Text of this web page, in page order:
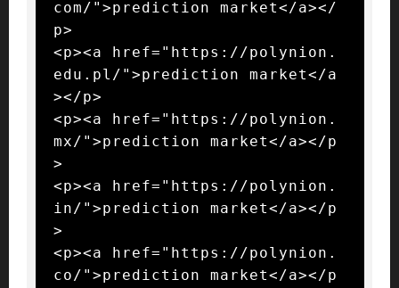
com/">prediction market</a></
p>
<p><a href="https://polynion.
edu.pl/">prediction market</a
></p>
<p><a href="https://polynion.
mx/">prediction market</a></p
>
<p><a href="https://polynion.
in/">prediction market</a></p
>
<p><a href="https://polynion.
co/">prediction market</a></p